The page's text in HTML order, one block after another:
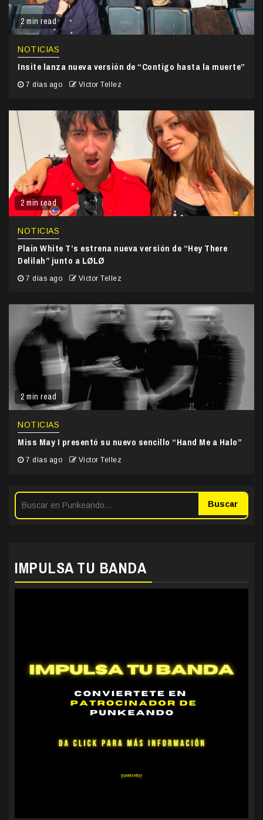
2 min read
NOTICIAS
Insite lanza nueva versión de “Contigo hasta la muerte”
7 días ago Victor Tellez
2 min read
NOTICIAS
Plain White T’s estrena nueva versión de “Hey There
Delilah” junto a LØLØ
7 días ago Victor Tellez
2 min read
NOTICIAS
Miss May I presentó su nuevo sencillo “Hand Me a Halo”
7 días ago Victor Tellez
Buscar
IMPULSA TU BANDA